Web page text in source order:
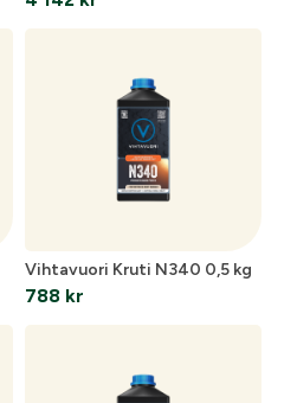
Vihtavuori Kruti N340 0,5 kg
788 kr